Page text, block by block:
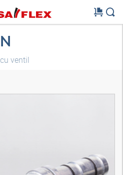
ventil